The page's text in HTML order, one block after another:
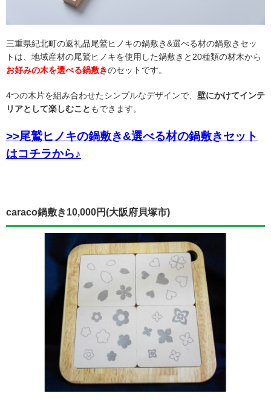
三重県紀北町の返礼品尾鷲ヒノキの鍋敷き&選べる材の鍋敷きセッ
トは、地域産材の尾鷲ヒノキを使用した鍋敷きと20種類の材木から
お好みの木を選べる鍋敷きのセットです。
4つの木片を組み合わせたシンプルなデザインで、 壁にかけてインテ
リアとして楽しむこと もできます。
>>尾鷲ヒノキの鍋敷き&選べる材の鍋敷きセット
はコチラから♪
caraco鍋敷き10,000円(大阪府貝塚市)